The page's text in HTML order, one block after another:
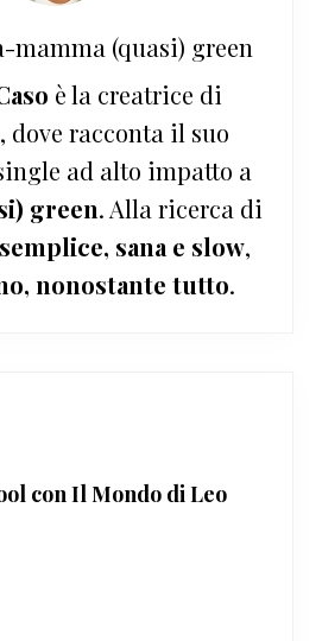
mamma (quasi) green
è la creatrice di
dove racconta il suo
ad alto impatto a
green. Alla ricerca di
semplice, sana e slow,
nonostante tutto.
con Il Mondo di Leo